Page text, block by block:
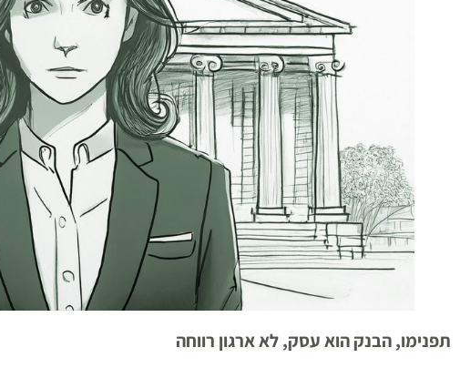
תפנימו, הבנק הוא עסק, לא ארגון רווחה